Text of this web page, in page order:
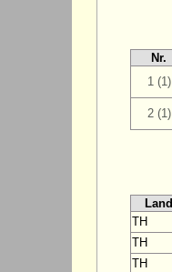
Nr.
1 (1)
2 (1)
Land
TH
TH
TH